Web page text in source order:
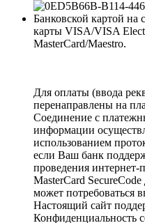
Банковской картой
карты VISA/VISA
MasterCard/Maestro.
Для оплаты (ввода
перенаправлены на
Соединение с
информации
использованием
если Ваш банк
проведения
MasterCard
может потребоваться
Настоящий сайт
Конфиденциальность